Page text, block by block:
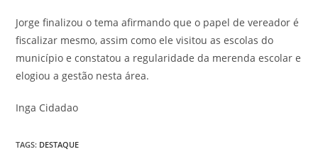
Jorge finalizou o tema afirmando que o papel de vereador é
fiscalizar mesmo, assim como ele visitou as escolas do
município e constatou a regularidade da merenda escolar e
elogiou a gestão nesta área.
Inga Cidadao
TAGS: DESTAQUE